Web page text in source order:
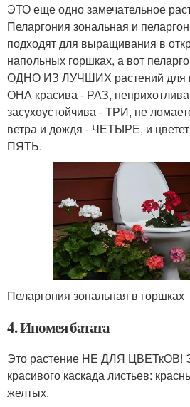
ЭТО еще одно замечательное
Пеларгония зональная и
подходят для выращивания в
напольных горшках, а вот
ОДНО ИЗ ЛУЧШИХ растений для
ОНА красива - РАЗ,
засухоустойчива - ТРИ, не
ветра и дождя - ЧЕТЫРЕ, и цветет
ПЯТЬ.
Пеларгония зональная в горшках
4. Ипомея батата
Это растение НЕ ДЛЯ ЦВЕТкОВ!
красивого каскада листьев:
желтых.